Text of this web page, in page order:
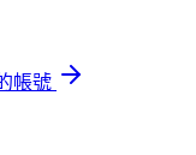
帳號